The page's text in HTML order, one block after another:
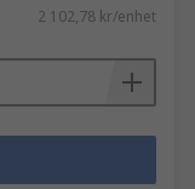
2 102,78 kr/enhet